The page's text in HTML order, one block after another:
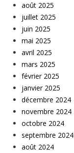
août 2025
juillet 2025
juin 2025
mai 2025
avril 2025
mars 2025
février 2025
janvier 2025
décembre 2024
novembre 2024
octobre 2024
septembre 2024
août 2024